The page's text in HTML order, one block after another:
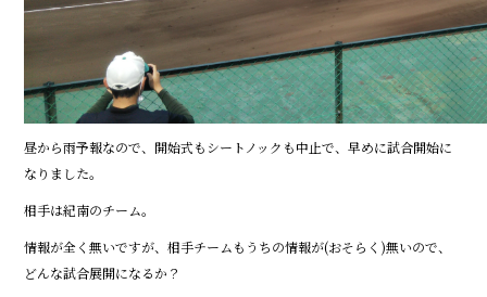
昼から雨予報なので、開始式もシートノックも中止で、早めに試合開始に
なりました。
相手は紀南のチーム。
情報が全く無いですが、相手チームもうちの情報が(おそらく)無いので、
どんな試合展開になるか？